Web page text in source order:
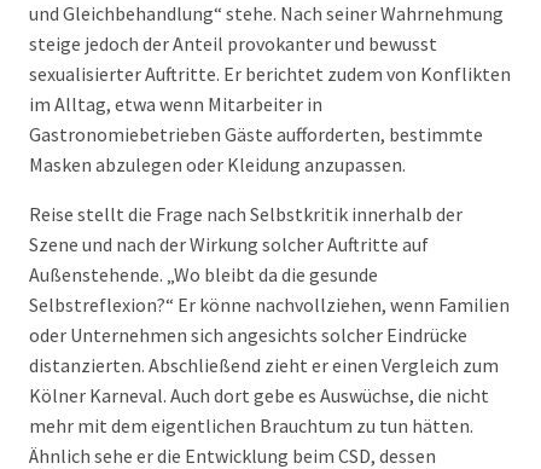
und Gleichbehandlung“ stehe. Nach seiner Wahrnehmung
steige jedoch der Anteil provokanter und bewusst
sexualisierter Auftritte. Er berichtet zudem von Konflikten
im Alltag, etwa wenn Mitarbeiter in
Gastronomiebetrieben Gäste aufforderten, bestimmte
Masken abzulegen oder Kleidung anzupassen.
Reise stellt die Frage nach Selbstkritik innerhalb der
Szene und nach der Wirkung solcher Auftritte auf
Außenstehende. „Wo bleibt da die gesunde
Selbstreflexion?“ Er könne nachvollziehen, wenn Familien
oder Unternehmen sich angesichts solcher Eindrücke
distanzierten. Abschließend zieht er einen Vergleich zum
Kölner Karneval. Auch dort gebe es Auswüchse, die nicht
mehr mit dem eigentlichen Brauchtum zu tun hätten.
Ähnlich sehe er die Entwicklung beim CSD, dessen